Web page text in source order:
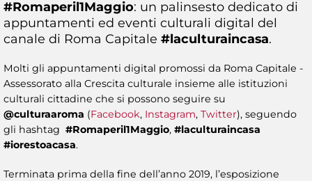
#Romaperil1Maggio: un palinsesto dedicato di
appuntamenti ed eventi culturali digital del
canale di Roma Capitale #laculturaincasa.
Molti gli appuntamenti digital promossi da Roma Capitale -
Assessorato alla Crescita culturale insieme alle istituzioni
culturali cittadine che si possono seguire su
@culturaaroma (Facebook, Instagram, Twitter), seguendo
gli hashtag #Romaperil1Maggio, #laculturaincasa
#iorestoacasa.
Terminata prima della fine dell’anno 2019, l’esposizione